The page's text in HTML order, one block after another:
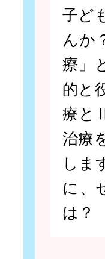
子ど
んか
療」
的と
療と
治療
しま
に、
は？